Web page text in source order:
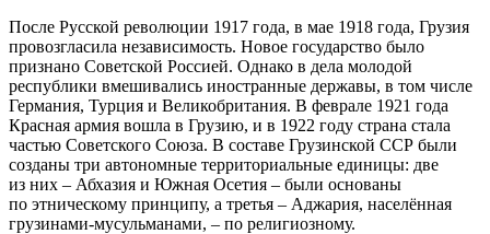
После Русской революции 1917 года, в мае 1918 года, Грузия
провозгласила независимость. Новое государство было
признано Советской Россией. Однако в дела молодой
республики вмешивались иностранные державы, в том числе
Германия, Турция и Великобритания. В феврале 1921 года
Красная армия вошла в Грузию, и в 1922 году страна стала
частью Советского Союза. В составе Грузинской ССР были
созданы три автономные территориальные единицы: две
из них – Абхазия и Южная Осетия – были основаны
по этническому принципу, а третья – Аджария, населённая
грузинами-мусульманами, – по религиозному.